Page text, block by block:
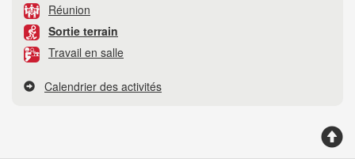
Réunion
Sortie terrain
Travail en salle
Calendrier des activités